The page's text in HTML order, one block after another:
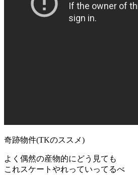
奇跡物件(TKのススメ)
よく偶然の産物的にどう見ても
これスケートやれっていってるべ